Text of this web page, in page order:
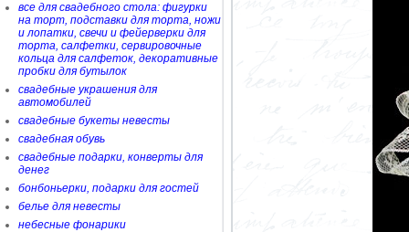
все для свадебного стола: фигурки
на торт, подставки для торта, ножи
и лопатки, свечи и фейерверки для
торта, салфетки, сервировочные
кольца для салфеток, декоративные
пробки для бутылок
свадебные украшения для
автомобилей
свадебные букеты невесты
свадебная обувь
свадебные подарки, конверты для
денег
бонбоньерки, подарки для гостей
белье для невесты
небесные фонарики